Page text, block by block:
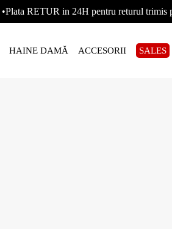
•Plata RETUR in 24H pentru returul
HAINE DAMĂ ACCESORII SALES